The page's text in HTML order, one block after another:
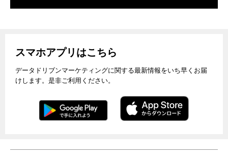
スマホアプリはこちら
データドリブンマーケティングに関する最新情報をいち早くお届
けします。是非ご利用ください。